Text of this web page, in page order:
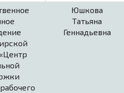
Юшкова
Татьяна
Геннадьевна